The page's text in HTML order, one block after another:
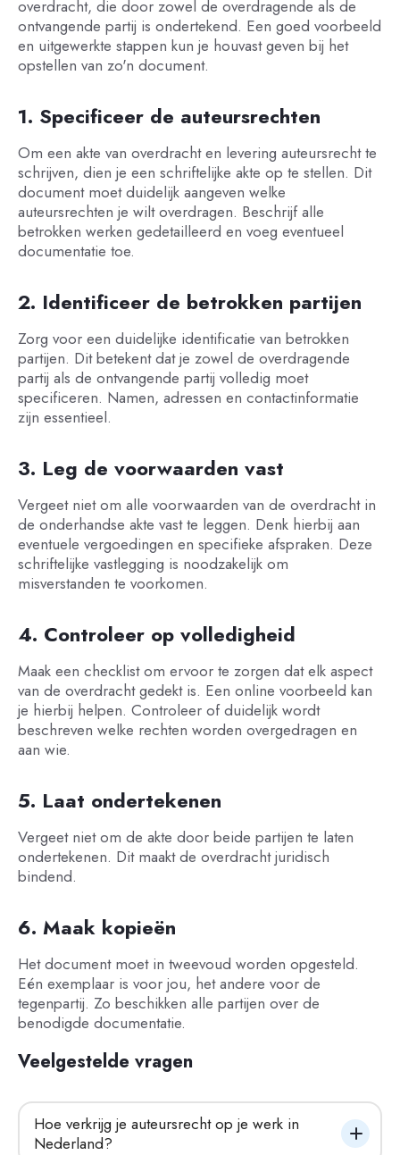
overdracht, die door zowel de overdragende als de
ontvangende partij is ondertekend. Een goed voorbeeld
en uitgewerkte stappen kun je houvast geven bij het
opstellen van zo'n document.
1. Specificeer de auteursrechten
Om een akte van overdracht en levering auteursrecht te
schrijven, dien je een schriftelijke akte op te stellen. Dit
document moet duidelijk aangeven welke
auteursrechten je wilt overdragen. Beschrijf alle
betrokken werken gedetailleerd en voeg eventueel
documentatie toe.
2. Identificeer de betrokken partijen
Zorg voor een duidelijke identificatie van betrokken
partijen. Dit betekent dat je zowel de overdragende
partij als de ontvangende partij volledig moet
specificeren. Namen, adressen en contactinformatie
zijn essentieel.
3. Leg de voorwaarden vast
Vergeet niet om alle voorwaarden van de overdracht in
de onderhandse akte vast te leggen. Denk hierbij aan
eventuele vergoedingen en specifieke afspraken. Deze
schriftelijke vastlegging is noodzakelijk om
misverstanden te voorkomen.
4. Controleer op volledigheid
Maak een checklist om ervoor te zorgen dat elk aspect
van de overdracht gedekt is. Een online voorbeeld kan
je hierbij helpen. Controleer of duidelijk wordt
beschreven welke rechten worden overgedragen en
aan wie.
5. Laat ondertekenen
Vergeet niet om de akte door beide partijen te laten
ondertekenen. Dit maakt de overdracht juridisch
bindend.
6. Maak kopieën
Het document moet in tweevoud worden opgesteld.
Eén exemplaar is voor jou, het andere voor de
tegenpartij. Zo beschikken alle partijen over de
benodigde documentatie.
Veelgestelde vragen
Hoe verkrijg je auteursrecht op je werk in
Nederland?